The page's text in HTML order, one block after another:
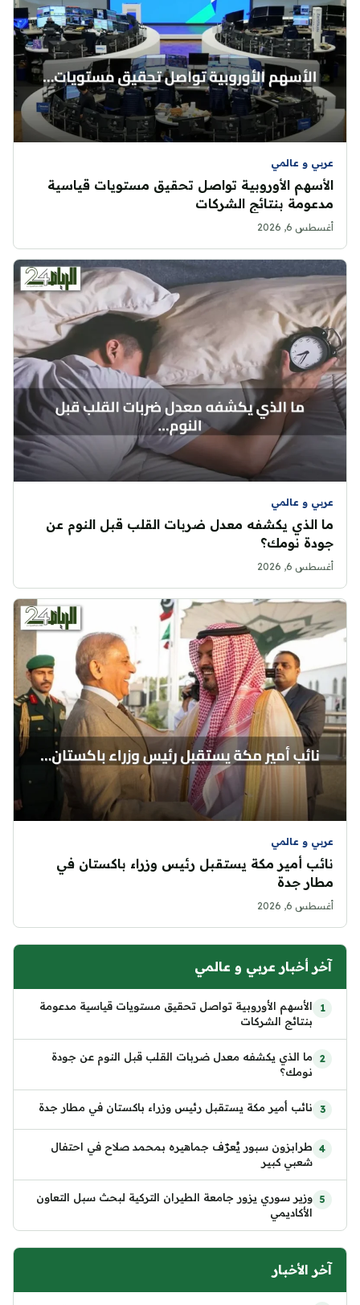
عربي و عالمي
الأسهم الأوروبية تواصل تحقيق مستويات قياسية
مدعومة بنتائج الشركات
أغسطس 6, 2026
عربي و عالمي
ما الذي يكشفه معدل ضربات القلب قبل النوم عن
جودة نومك؟
أغسطس 6, 2026
عربي و عالمي
نائب أمير مكة يستقبل رئيس وزراء باكستان في
مطار جدة
أغسطس 6, 2026
آخر أخبار عربي و عالمي
الأسهم الأوروبية تواصل تحقيق مستويات قياسية مدعومة
بنتائج الشركات
ما الذي يكشفه معدل ضربات القلب قبل النوم عن جودة
نومك؟
نائب أمير مكة يستقبل رئيس وزراء باكستان في مطار جدة
طرابزون سبور يُعرّف جماهيره بمحمد صلاح في احتفال
شعبي كبير
وزير سوري يزور جامعة الطيران التركية لبحث سبل التعاون
الأكاديمي
آخر الأخبار